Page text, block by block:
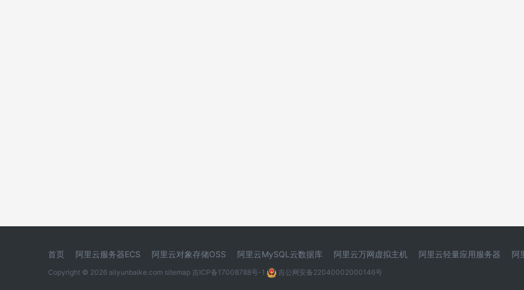
首页 阿里云服务器ECS 阿里云对象存储OSS 阿里云MySQL云数据库 阿里云万网虚拟主机 阿里云轻量应用服务器 阿
Copyright © 2026 aliyunbaike.com sitemap 吉ICP备17008788号-1 吉公网安备22040002000146号